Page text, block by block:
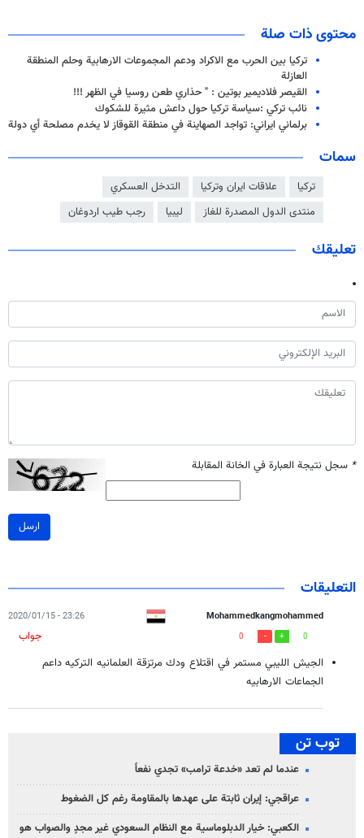
محتوى ذات صلة
تركيا بين الحرب مع الاكراد ودعم المجموعات الارهابية وحلم المنطقة
العازلة
القيصر فلاديمير بوتين : " حذاري طعن روسيا في الظهر !!!
نائب تركي :سياسة تركيا حول داعش مثيرة للشكوك
برلماني ايراني: تواجد الصهاينة في منطقة القوقاز لا يخدم مصلحة أي دولة
سمات
تركيا علاقات ايران وتركيا
التدخل العسكري
منتدى الدول المصدرة للغاز
ليبيا رجب طيب اردوغان
تعليقك
* سجل نتيجة العبارة في الخانة المقابلة
ارسل
التعليقات
Mohammedkangmohammed
23:26 - 2020/01/15
0
0
جواب
الجيش الليبي مستمر في اقتلاع ودك مرتزقة العلمانيه التركيه داعم
الجماعات الارهابيه
توب تن
عندما لم تعد «خدعة ترامب» تجدي نفعاً
عراقجي: إيران ثابتة على عهدها بالمقاومة رغم كل الضغوط
الكعبي: خيار الدبلوماسية مع النظام السعودي غير مجدٍ والصواب هو